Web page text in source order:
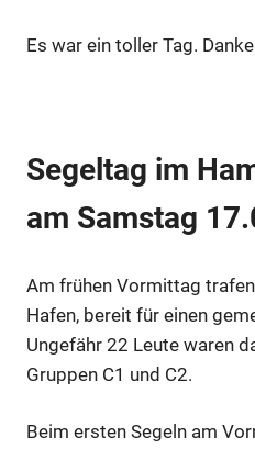
Es war ein toller Tag.
Segeltag im
am Samstag
Am frühen Vormittag
Hafen, bereit für einen
Ungefähr 22 Leute waren
Gruppen C1 und C2.
Beim ersten Segeln am